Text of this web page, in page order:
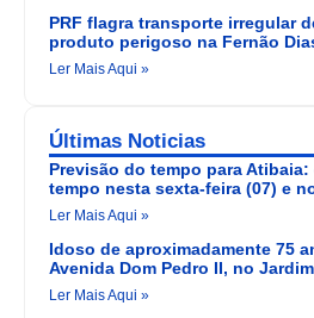
PRF flagra transporte irregular
produto perigoso na Fernão
Ler Mais Aqui »
Últimas Noticias
Previsão do tempo para
tempo nesta sexta-feira (07) e
Ler Mais Aqui »
Idoso de aproximadamente 75
Avenida Dom Pedro II, no
Ler Mais Aqui »